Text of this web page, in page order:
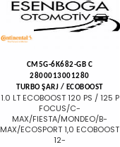
CM5G-6K682-GB C
2800013001280
TURBO ŞARJ / ECOBOOST
1.0 LT ECOBOOST 120 PS / 125 P
FOCUS/C-
MAX/FIESTA/MONDEO/B-
MAX/ECOSPORT 1,0 ECOBOOST
12-